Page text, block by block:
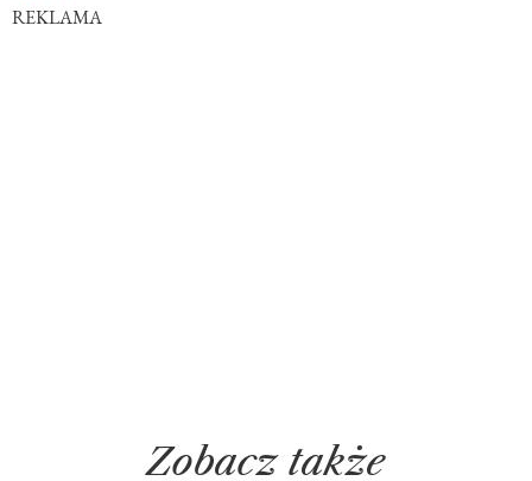
REKLAMA
Zobacz także